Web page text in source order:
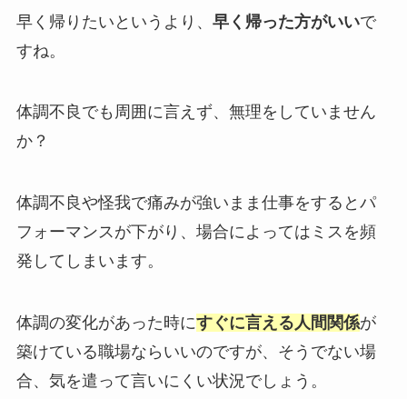
早く帰りたいというより、 早く帰った方がいいで
すね。
体調不良でも周囲に言えず、無理をしていません
か？
体調不良や怪我で痛みが強いまま仕事をするとパ
フォーマンスが下がり、場合によってはミスを頻
発してしまいます。
体調の変化があった時にすぐに言える人間関係が
築けている職場ならいいのですが、そうでない場
合、気を遣って言いにくい状況でしょう。